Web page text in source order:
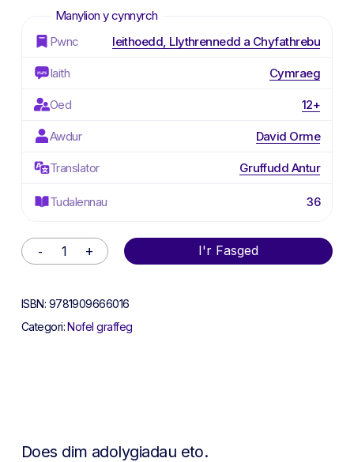
Pwnc Ieithoedd, Llythrennedd a Chyfathrebu
Iaith Cymraeg
Oed 12+
Awdur David Orme
Translator Gruffudd Antur
Tudalennau 36
I'r Fasged
Alternative:
ISBN: 9781909666016
Categori:Nofel graffeg
Does dim adolygiadau eto.